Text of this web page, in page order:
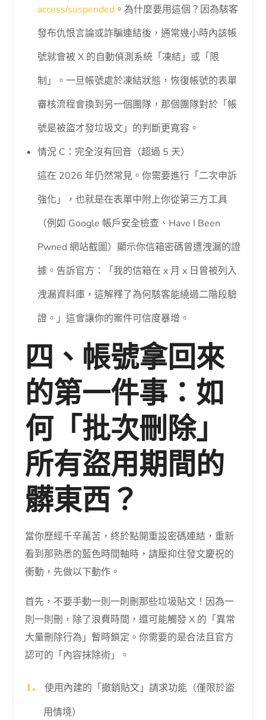
access/suspended 。為什麼要用這個？因為駭客
發布仇恨言論或詐騙連結後，通常幾小時內該帳
號就會被 X 的自動偵測系統「凍結」或「限
制」。一旦帳號處於凍結狀態，恢復帳號的表單
審核流程會換到另一個團隊，那個團隊對於「帳
號是被盜才發垃圾文」的判斷更寬容。
情況 C：完全沒有回音（超過 5 天）
這在 2026 年仍然常見。你需要進行「二次申訴
強化」，也就是在表單中附上你從第三方工具
（例如 Google 帳戶安全檢查、Have I Been
Pwned 網站截圖）顯示你信箱密碼曾遭洩漏的證
據。告訴官方：「我的信箱在 x 月 x 日曾被列入
洩漏資料庫，這解釋了為何駭客能繞過二階段驗
證。」這會讓你的案件可信度暴增。
四、帳號拿回來
的第一件事：如
何「批次刪除」
所有盜用期間的
髒東西？
當你歷經千辛萬苦，終於點開重設密碼連結，重新
看到那熟悉的藍色時間軸時，請壓抑住發文慶祝的
衝動，先做以下動作。
首先，不要手動一則一則刪那些垃圾貼文！因為一
則一則刪，除了浪費時間，還可能觸發 X 的「異常
大量刪除行為」暫時鎖定。你需要的是合法且官方
認可的「內容抹除術」。
使用內建的「撤銷貼文」請求功能（僅限於盜
用情境）